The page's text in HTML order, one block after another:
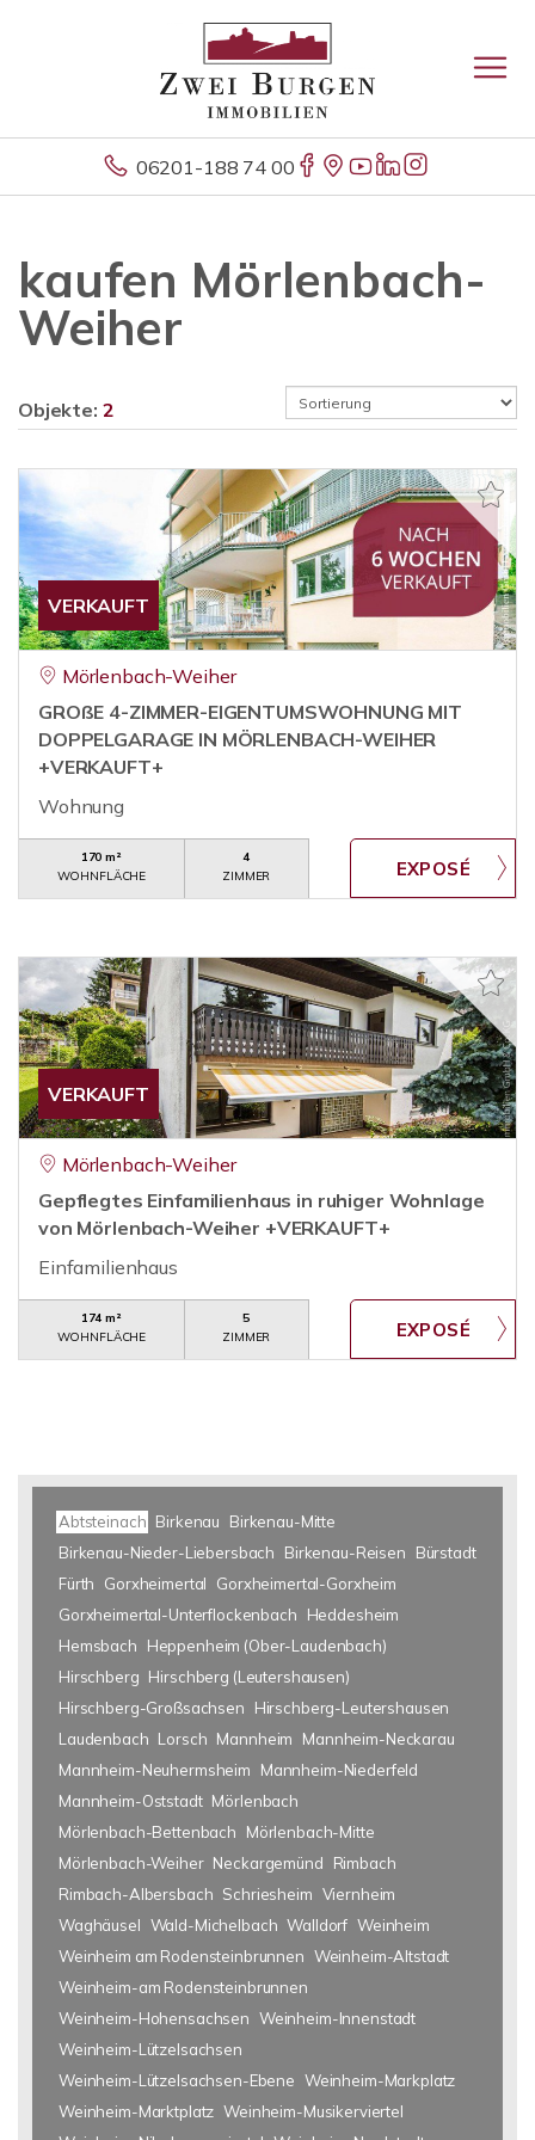
06201-188 74 00
kaufen Mörlenbach-
Weiher
Objekte: 2
VERKAUFT
Mörlenbach-Weiher
GROßE 4-ZIMMER-EIGENTUMSWOHNUNG MIT
DOPPELGARAGE IN MÖRLENBACH-WEIHER
+VERKAUFT+
Wohnung
170 m²
WOHNFLÄCHE
4
ZIMMER
VERKAUFT
Mörlenbach-Weiher
Gepflegtes Einfamilienhaus in ruhiger Wohnlage
von Mörlenbach-Weiher +VERKAUFT+
Einfamilienhaus
174 m²
WOHNFLÄCHE
5
ZIMMER
Abtsteinach Birkenau
Birkenau-Mitte
Birkenau-Nieder-Liebersbach
Birkenau-Reisen
Bürstadt
Fürth
Gorxheimertal
Gorxheimertal-Gorxheim
Gorxheimertal-Unterflockenbach
Heddesheim
Hemsbach
Heppenheim (Ober-Laudenbach)
Hirschberg Hirschberg (Leutershausen)
Hirschberg-Großsachsen
Hirschberg-Leutershausen
Laudenbach Lorsch Mannheim
Mannheim-Neckarau
Mannheim-Neuhermsheim
Mannheim-Niederfeld
Mannheim-Oststadt Mörlenbach
Mörlenbach-Bettenbach
Mörlenbach-Mitte
Mörlenbach-Weiher Neckargemünd
Rimbach
Rimbach-Albersbach Schriesheim Viernheim
Waghäusel Wald-Michelbach Walldorf Weinheim
Weinheim am Rodensteinbrunnen Weinheim-Altstadt
Weinheim-am Rodensteinbrunnen
Weinheim-Hohensachsen Weinheim-Innenstadt
Weinheim-Lützelsachsen
Weinheim-Lützelsachsen-Ebene Weinheim-Markplatz
Weinheim-Marktplatz Weinheim-Musikerviertel